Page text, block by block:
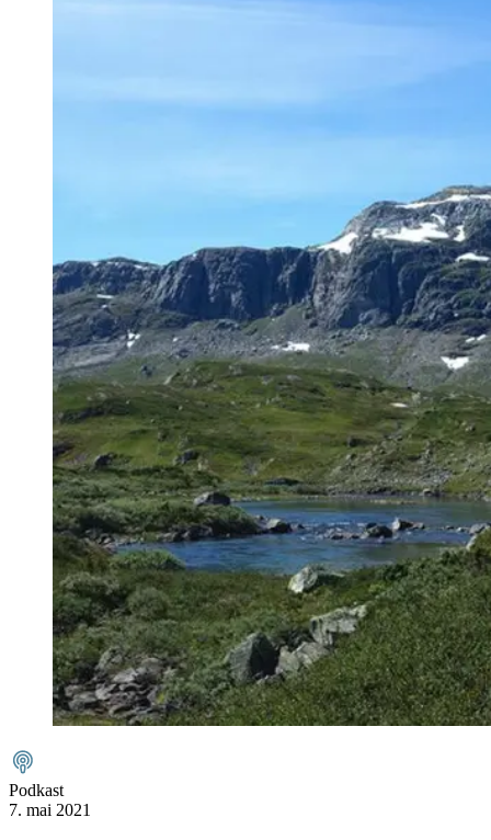
Podkast
7. mai 2021